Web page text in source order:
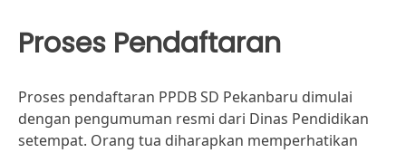
Proses Pendaftaran
Proses pendaftaran PPDB SD Pekanbaru dimulai
dengan pengumuman resmi dari Dinas Pendidikan
setempat. Orang tua diharapkan memperhatikan